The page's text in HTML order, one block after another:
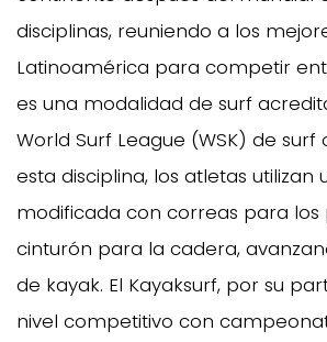
disciplinas, reuniendo a los
Latinoamérica para competir
es una modalidad de surf
World Surf League (WSK) de surf
esta disciplina, los atletas utilizan
modificada con correas para los
cinturón para la cadera,
de kayak. El Kayaksurf, por su
nivel competitivo con